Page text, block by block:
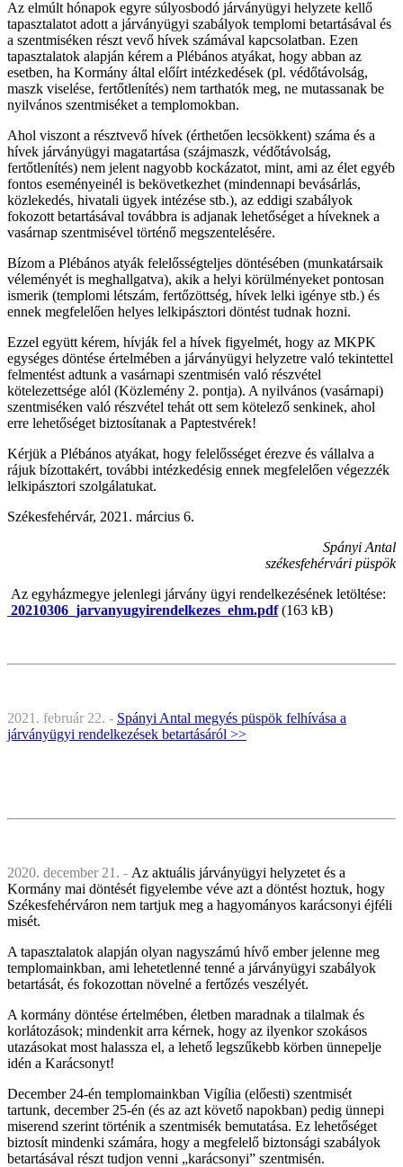
Az elmúlt hónapok egyre súlyosbodó járványügyi helyzete kellő
tapasztalatot adott a járványügyi szabályok templomi betartásával és
a szentmiséken részt vevő hívek számával kapcsolatban. Ezen
tapasztalatok alapján kérem a Plébános atyákat, hogy abban az
esetben, ha Kormány által előírt intézkedések (pl. védőtávolság,
maszk viselése, fertőtlenítés) nem tarthatók meg, ne mutassanak be
nyilvános szentmiséket a templomokban.
Ahol viszont a résztvevő hívek (érthetően lecsökkent) száma és a
hívek járványügyi magatartása (szájmaszk, védőtávolság,
fertőtlenítés) nem jelent nagyobb kockázatot, mint, ami az élet egyéb
fontos eseményeinél is bekövetkezhet (mindennapi bevásárlás,
közlekedés, hivatali ügyek intézése stb.), az eddigi szabályok
fokozott betartásával továbbra is adjanak lehetőséget a híveknek a
vasárnap szentmisével történő megszentelésére.
Bízom a Plébános atyák felelősségteljes döntésében (munkatársaik
véleményét is meghallgatva), akik a helyi körülményeket pontosan
ismerik (templomi létszám, fertőzöttség, hívek lelki igénye stb.) és
ennek megfelelően helyes lelkipásztori döntést tudnak hozni.
Ezzel együtt kérem, hívják fel a hívek figyelmét, hogy az MKPK
egységes döntése értelmében a járványügyi helyzetre való tekintettel
felmentést adtunk a vasárnapi szentmisén való részvétel
kötelezettsége alól (Közlemény 2. pontja). A nyilvános (vasárnapi)
szentmiséken való részvétel tehát ott sem kötelező senkinek, ahol
erre lehetőséget biztosítanak a Paptestvérek!
Kérjük a Plébános atyákat, hogy felelősséget érezve és vállalva a
rájuk bízottakért, további intézkedésig ennek megfelelően végezzék
lelkipásztori szolgálatukat.
Székesfehérvár, 2021. március 6.
Spányi Antal
székesfehérvári püspök
Az egyházmegye jelenlegi járvány ügyi rendelkezésének letöltése:
20210306_jarvanyugyirendelkezes_ehm.pdf(163 kB)
2021. február 22. - Spányi Antal megyés püspök felhívása a
járványügyi rendelkezések betartásáról >>
2020. december 21. - Az aktuális járványügyi helyzetet és a
Kormány mai döntését figyelembe véve azt a döntést hoztuk, hogy
Székesfehérváron nem tartjuk meg a hagyományos karácsonyi éjféli
misét.
A tapasztalatok alapján olyan nagyszámú hívő ember jelenne meg
templomainkban, ami lehetetlenné tenné a járványügyi szabályok
betartását, és fokozottan növelné a fertőzés veszélyét.
A kormány döntése értelmében, életben maradnak a tilalmak és
korlátozások; mindenkit arra kérnek, hogy az ilyenkor szokásos
utazásokat most halassza el, a lehető legszűkebb körben ünnepelje
idén a Karácsonyt!
December 24-én templomainkban Vigília (előesti) szentmisét
tartunk, december 25-én (és az azt követő napokban) pedig ünnepi
miserend szerint történik a szentmisék bemutatása. Ez lehetőséget
biztosít mindenki számára, hogy a megfelelő biztonsági szabályok
betartásával részt tudjon venni „karácsonyi” szentmisén.